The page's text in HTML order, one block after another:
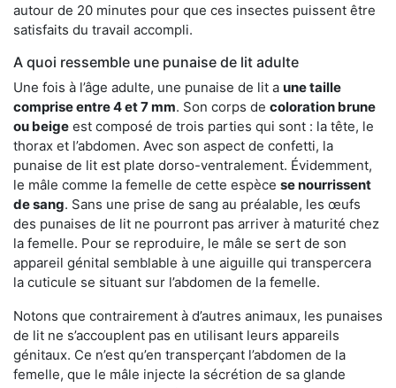
autour de 20 minutes pour que ces insectes puissent être
satisfaits du travail accompli.
A quoi ressemble une punaise de lit adulte
Une fois à l’âge adulte, une punaise de lit a une taille
comprise entre 4 et 7 mm. Son corps de coloration brune
ou beige est composé de trois parties qui sont : la tête, le
thorax et l’abdomen. Avec son aspect de confetti, la
punaise de lit est plate dorso-ventralement. Évidemment,
le mâle comme la femelle de cette espèce se nourrissent
de sang. Sans une prise de sang au préalable, les œufs
des punaises de lit ne pourront pas arriver à maturité chez
la femelle. Pour se reproduire, le mâle se sert de son
appareil génital semblable à une aiguille qui transpercera
la cuticule se situant sur l’abdomen de la femelle.
Notons que contrairement à d’autres animaux, les punaises
de lit ne s’accouplent pas en utilisant leurs appareils
génitaux. Ce n’est qu’en transperçant l’abdomen de la
femelle, que le mâle injecte la sécrétion de sa glande